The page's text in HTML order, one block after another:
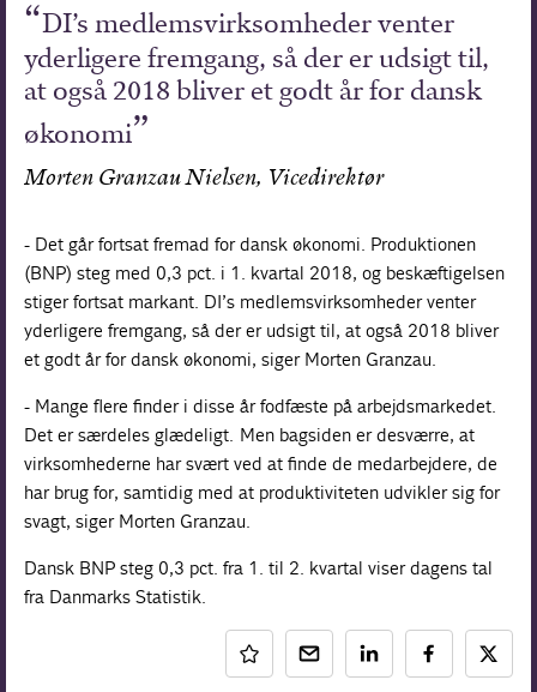
DI’s medlemsvirksomheder venter
yderligere fremgang, så der er udsigt til,
at også 2018 bliver et godt år for dansk
økonomi
Morten Granzau Nielsen, Vicedirektør
- Det går fortsat fremad for dansk økonomi. Produktionen
(BNP) steg med 0,3 pct. i 1. kvartal 2018, og beskæftigelsen
stiger fortsat markant. DI’s medlemsvirksomheder venter
yderligere fremgang, så der er udsigt til, at også 2018 bliver
et godt år for dansk økonomi, siger Morten Granzau.
- Mange flere finder i disse år fodfæste på arbejdsmarkedet.
Det er særdeles glædeligt. Men bagsiden er desværre, at
virksomhederne har svært ved at finde de medarbejdere, de
har brug for, samtidig med at produktiviteten udvikler sig for
svagt, siger Morten Granzau.
Dansk BNP steg 0,3 pct. fra 1. til 2. kvartal viser dagens tal
fra Danmarks Statistik.